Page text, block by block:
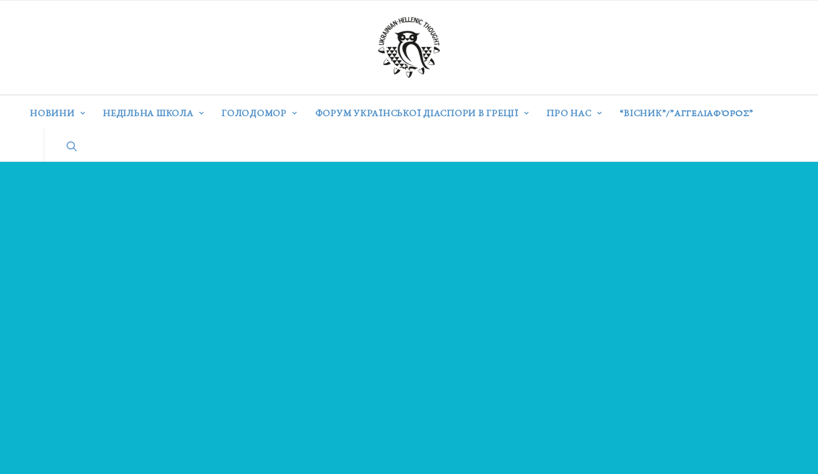
НОВИНИ НЕДІЛЬНА ШКОЛА ГОЛОДОМОР ФОРУМ УКРАЇНСЬКОЇ ДІАСПОРИ В ГРЕЦІЇ ПРО НАС “ВІСНИК”/”ΑΓΓΕΛΙΑΦΌΡΟΣ”